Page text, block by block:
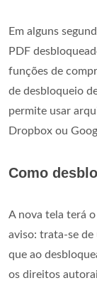
Em alguns
PDF
funções de
de desbloqueio
permite usar
Dropbox ou
Como
A nova tela terá
aviso: trata-se de
que ao
os direitos